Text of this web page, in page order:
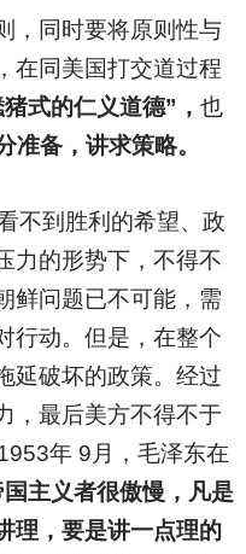
，同时要将原则性与
在同美国打交道过程
式的仁义道德”， 也
准备，讲求策略。
不到胜利的希望、政
力的形势下，不得不
鲜问题已不可能，需
行动。但是，在整个
延破坏的政策。经过
，最后美方不得不于
年 9月，毛泽东在
国主义者很傲慢，凡是
理，要是讲一点理的